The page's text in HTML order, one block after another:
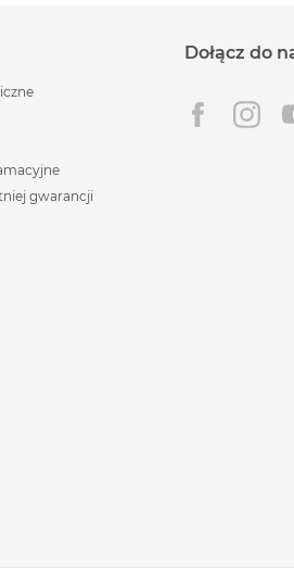
gwarancji
Dołącz do